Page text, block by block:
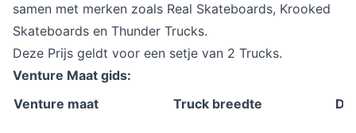
samen met merken zoals Real Skateboards, Krooked
Skateboards en Thunder Trucks.
Deze Prijs geldt voor een setje van 2 Trucks.
Venture Maat gids:
Venture maat
Truck breedte